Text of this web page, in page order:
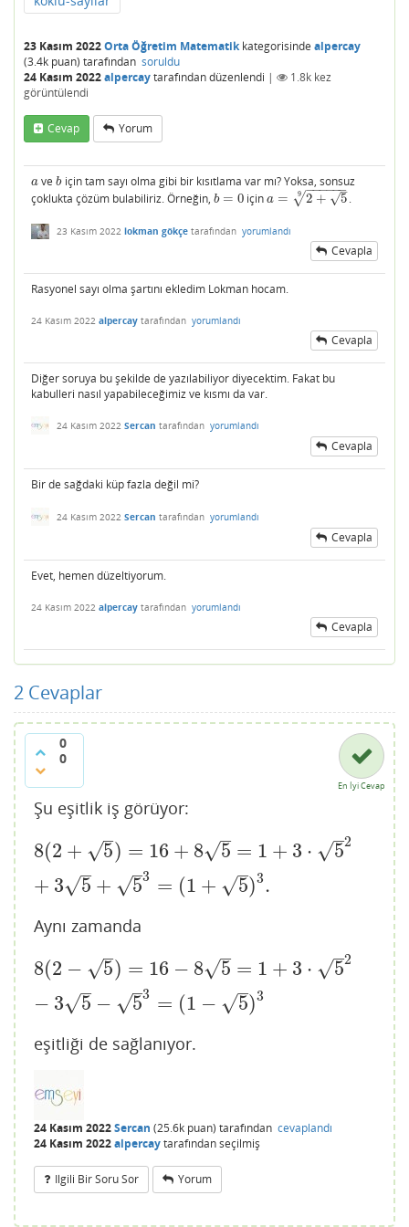
23 Kasım 2022Orta Öğretim Matematikkategorisinde alpercay
(3.4k puan) tarafından soruldu
24 Kasım 2022alpercaytarafındandüzenlendi | 1.8k kez
görüntülendi
Cevap Yorum
a
a veb
biçin tam sayı olma gibi bir kısıtlama var mı? Yoksa, sonsuz
çoklukta çözüm bulabiliriz. Örneğin, b = 0
b =0 içina = 2 + 5
–
√
− −
−−−−
√
9
a=2+ 59 .
23 Kasım 2022 lokman gökçe tarafından yorumlandı
Cevapla
Rasyonel sayı olma şartını ekledim Lokman hocam.
24 Kasım 2022 alpercay tarafından yorumlandı
Cevapla
Diğer soruya bu şekilde de yazılabiliyor diyecektim. Fakat bu
kabulleri nasıl yapabileceğimiz ve kısmı da var.
24 Kasım 2022 Sercan tarafından yorumlandı
Cevapla
Bir de sağdaki küp fazla değil mi?
24 Kasım 2022 Sercan tarafından yorumlandı
Cevapla
Evet, hemen düzeltiyorum.
24 Kasım 2022 alpercay tarafından yorumlandı
Cevapla
2 Cevaplar
0
0
En İyi Cevap
Şu eşitlik iş görüyor:
8(2 + 5
–
√ ) = 16 + 8 5
–
√ = 1 + 3 ⋅ 5
–
√ 2
+ 3 5
–
√ + 5
–
√ 3 = (1 + 5
–
√ )3.
8(2+5)= 16+ 8 5=1+3⋅ 52+ 35 + 53= (1 + 5 )3.
Aynı zamanda
8(2 − 5
–
√ ) = 16 − 8 5
–
√ = 1 + 3 ⋅ 5
–
√ 2
− 3 5
–
√ − 5
–
√ 3 = (1 − 5
–
√ )3
8( 2 −5)= 16 −85 =1 +3⋅ 52−35 − 53=(1 − 5 )3
eşitliği de sağlanıyor.
24 Kasım 2022Sercan (25.6k puan) tarafından cevaplandı
24 Kasım 2022alpercaytarafındanseçilmiş
Ilgili Bir Soru Sor Yorum